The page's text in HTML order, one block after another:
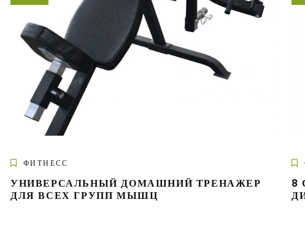
ФИТНЕСС
УНИВЕРСАЛЬНЫЙ ДОМАШНИЙ ТРЕНАЖЕР
ДЛЯ ВСЕХ ГРУПП МЫШЦ
8